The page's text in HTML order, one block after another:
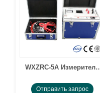
WXZRC-5A Измеритель
сопротивления
Отправить запрос